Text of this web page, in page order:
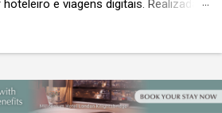
e viagens digitais. Realizada
simultâneos A Travel Tech
a 23 de outubro de 2026 no Sands